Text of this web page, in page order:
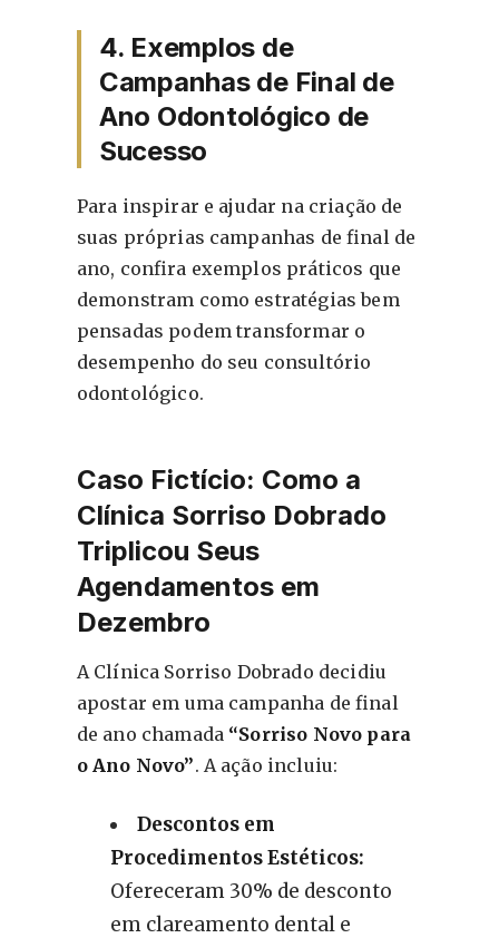
4. Exemplos de
Campanhas de Final de
Ano Odontológico de
Sucesso
Para inspirar e ajudar na criação de
suas próprias campanhas de final de
ano, confira exemplos práticos que
demonstram como estratégias bem
pensadas podem transformar o
desempenho do seu consultório
odontológico.
Caso Fictício: Como a
Clínica Sorriso Dobrado
Triplicou Seus
Agendamentos em
Dezembro
A Clínica Sorriso Dobrado decidiu
apostar em uma campanha de final
de ano chamada “Sorriso Novo para
o Ano Novo”. A ação incluiu:
Descontos em
Procedimentos Estéticos:
Ofereceram 30% de desconto
em clareamento dental e